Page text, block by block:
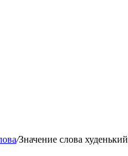
/Значение слова худенький